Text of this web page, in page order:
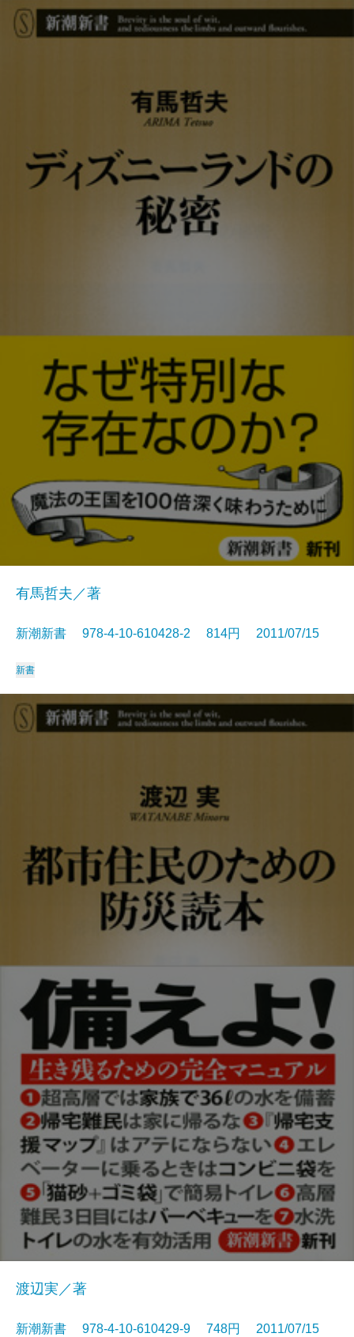
有馬哲夫／著
新潮新書 978-4-10-610428-2 814円 2011/07/15
新書
渡辺実／著
新潮新書 978-4-10-610429-9 748円 2011/07/15